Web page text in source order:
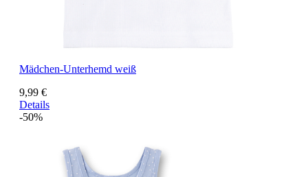
Mädchen-Unterhemd weiß
9,99 €
Details
-50%